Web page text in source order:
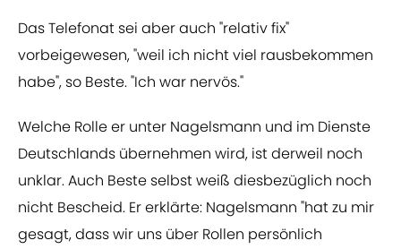
Das Telefonat sei aber auch "relativ fix"
vorbeigewesen, "weil ich nicht viel rausbekommen
habe", so Beste. "Ich war nervös."
Welche Rolle er unter Nagelsmann und im Dienste
Deutschlands übernehmen wird, ist derweil noch
unklar. Auch Beste selbst weiß diesbezüglich noch
nicht Bescheid. Er erklärte: Nagelsmann "hat zu mir
gesagt, dass wir uns über Rollen persönlich